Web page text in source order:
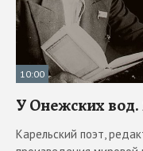
10:00
У Онежских
Карельский поэт,